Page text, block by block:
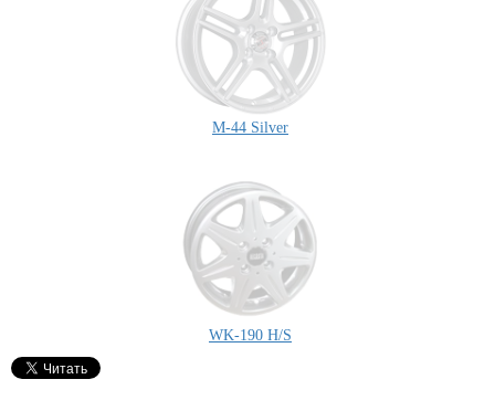
M-44 Silver
WK-190 H/S